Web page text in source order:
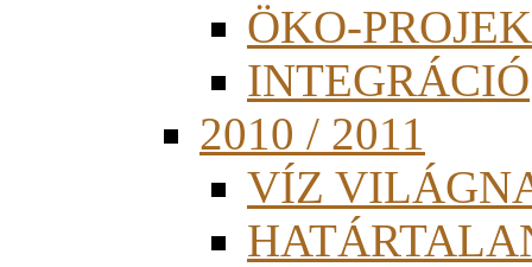
ÖKO-
INTEGRÁCIÓ
2010 / 2011
VÍZ